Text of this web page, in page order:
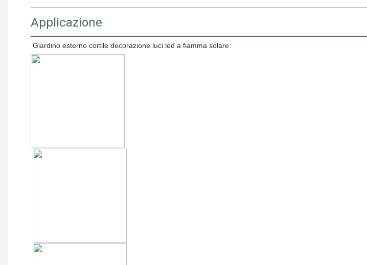
Applicazione
Giardino esterno cortile decorazione luci led a fiamma solare